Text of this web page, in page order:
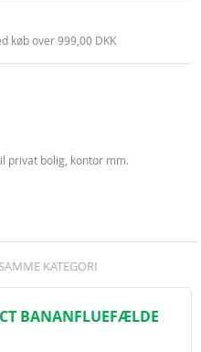
køb over 999,00 DKK
privat bolig, kontor mm.
KATEGORI
BANANFLUEFÆLDE